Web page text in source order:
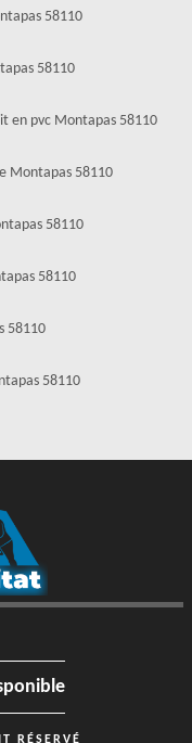
58110
58110
en pvc Montapas 58110
Montapas 58110
58110
58110
58110
58110
RÉSERVÉ